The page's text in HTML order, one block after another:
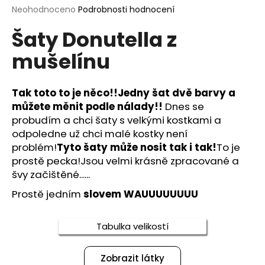
Průměrné
produktu
je
hvězdiček.
Neohodnoceno Podrobnosti hodnocení
Šaty Donutella z
mušelínu
Tak toto to je něco!!Jedny šat dvě barvy a
můžete měnit podle nálady!! Dnes se
probudím a chci šaty s velkými kostkami a
odpoledne už chci malé kostky není
problém!Tyto šaty může nosit tak i tak!To je
prostě pecka!Jsou velmi krásně zpracované a
švy začištěné......
Prostě jedním slovem WAUUUUUUUU
Tabulka velikostí
Zobrazit látky
a
j
í
t
HLEDAT
D
o